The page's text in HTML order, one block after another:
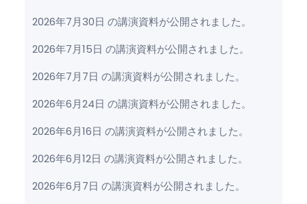
2026年7月30日 の講演資料が公開されました。
2026年7月15日 の講演資料が公開されました。
2026年7月7日 の講演資料が公開されました。
2026年6月24日 の講演資料が公開されました。
2026年6月16日 の講演資料が公開されました。
2026年6月12日 の講演資料が公開されました。
2026年6月7日 の講演資料が公開されました。